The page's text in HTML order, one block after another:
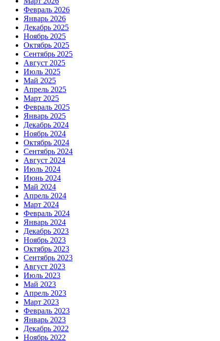
Февраль 2026
Январь 2026
Декабрь 2025
Ноябрь 2025
Октябрь 2025
Сентябрь 2025
Август 2025
Июль 2025
Май 2025
Апрель 2025
Март 2025
Февраль 2025
Январь 2025
Декабрь 2024
Ноябрь 2024
Октябрь 2024
Сентябрь 2024
Август 2024
Июль 2024
Июнь 2024
Май 2024
Апрель 2024
Март 2024
Февраль 2024
Январь 2024
Декабрь 2023
Ноябрь 2023
Октябрь 2023
Сентябрь 2023
Август 2023
Июль 2023
Май 2023
Апрель 2023
Март 2023
Февраль 2023
Январь 2023
Декабрь 2022
Ноябрь 2022